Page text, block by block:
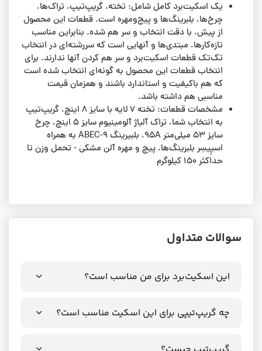
یک اسکیت‌برد کامل شامل: تخته، گریپ‌تیپ، تراک‌ها،
چرخ‌ها، بلبرینگ‌ها و پیج‌ومهره است. قطعات این محصول
از پیش، با دقت انتخاب و سر هم شده. بنابراین مناسب
تازه‌کارها، مبتدی‌ها و آنهایی است که سررشته‌ای در انتخاب
تک‌تک قطعات اسکیت‌برد و سر هم کردن آنها ندارند. برای
انتخاب قطعات این محصول به گونه‌ای انتخاب شده است
که هم باکیفیت و استاندارد باشند و همزمان قیمت
مناسبی هم داشته باشد.
مشخصات قطعات: تخته ۷ لایه با سایز ۸ اینچ، گریپ‌تیپ
به انتخاب شما، تراک‌ آلیاژ آلومینیوم سایز ۵ اینچ، چرخ‌‌
سایز ۵۳ میلی‌متر 95A، بلبیرینگ ABEC-9 به همراه
اسپِیسِر بلبرینگ‌ها، پیچ و مهره آلن مشکی - تحمل وزن تا
حداکثر ۱۵۰ کیلوگرم
سوالات متداول
این اسکیت‌برد برای من مناسب است؟
چه گریپ‌تیپی برای این اسکیت مناسب است؟